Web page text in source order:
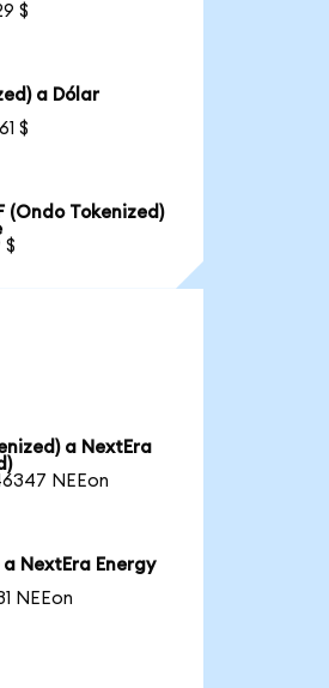
$
a Dólar
$
(Ondo Tokenized)
$
a NextEra
NEEon
NextEra Energy
NEEon